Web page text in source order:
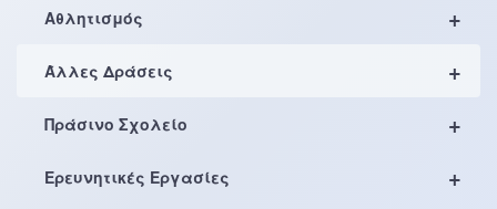
+
Αθλητισμός
+
Άλλες Δράσεις
+
Πράσινο Σχολείο
+
Ερευνητικές Εργασίες